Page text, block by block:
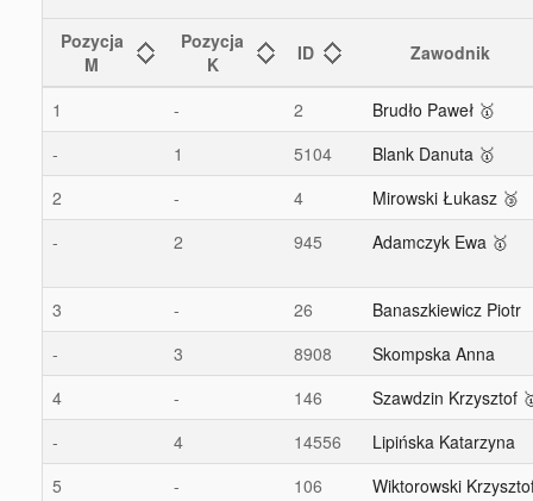
Pozycja
M
Pozycja
K
ID Zawodnik
1 - 2
Brudło Paweł 🥇
-
1 5104
Blank Danuta 🥇
2
- 4
Mirowski Łukasz 🥉
-
2 945 Adamczyk Ewa 🥇
3 - 26
Banaszkiewicz Piotr
-
3 8908
Skompska Anna
4
- 146
Szawdzin Krzysztof
-
4 14556
Lipińska Katarzyna
5
- 106 Wiktorowski